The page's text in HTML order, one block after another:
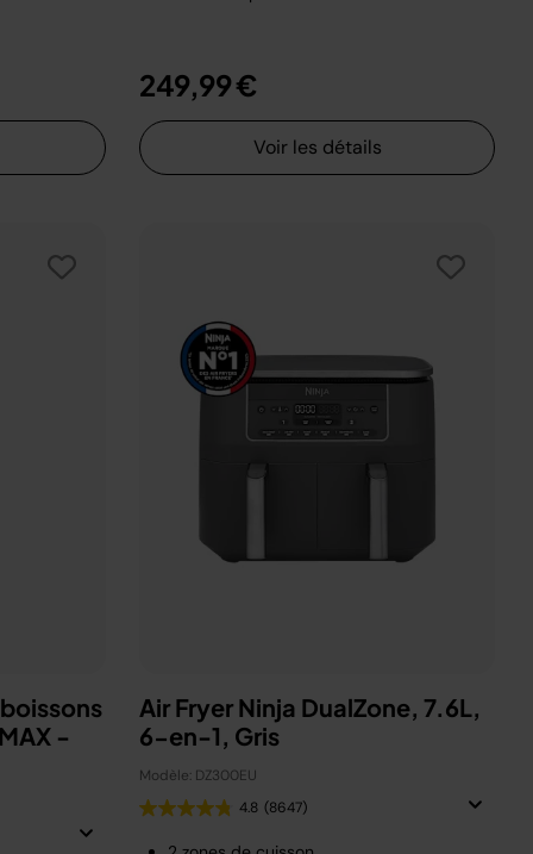
249,99 €
Voir les détails
-
Air Fryer Ninja DualZone, 7.6L,
6-en-1, Gris
Modèle: DZ300EU
4.8 (8647)